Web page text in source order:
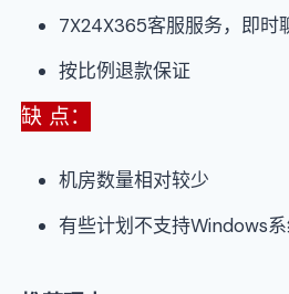
7X24X365客服服务，即时
按比例退款保证
缺 点：
机房数量相对较少
有些计划不支持Windows